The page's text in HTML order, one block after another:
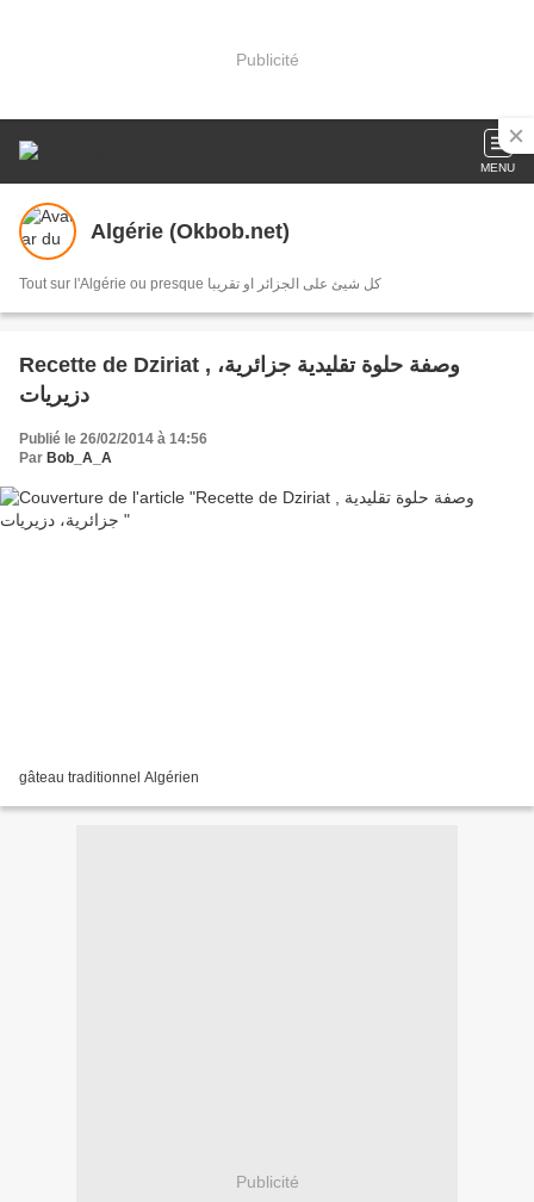
Publicité
MENU
Algérie (Okbob.net)
Tout sur l'Algérie ou presque كل شيئ على الجزائر او تقريبا
Recette de Dziriat , وصفة حلوة تقليدية جزائرية،
دزيريات
Publié le 26/02/2014 à 14:56
Par Bob_A_A
gâteau traditionnel Algérien
Publicité